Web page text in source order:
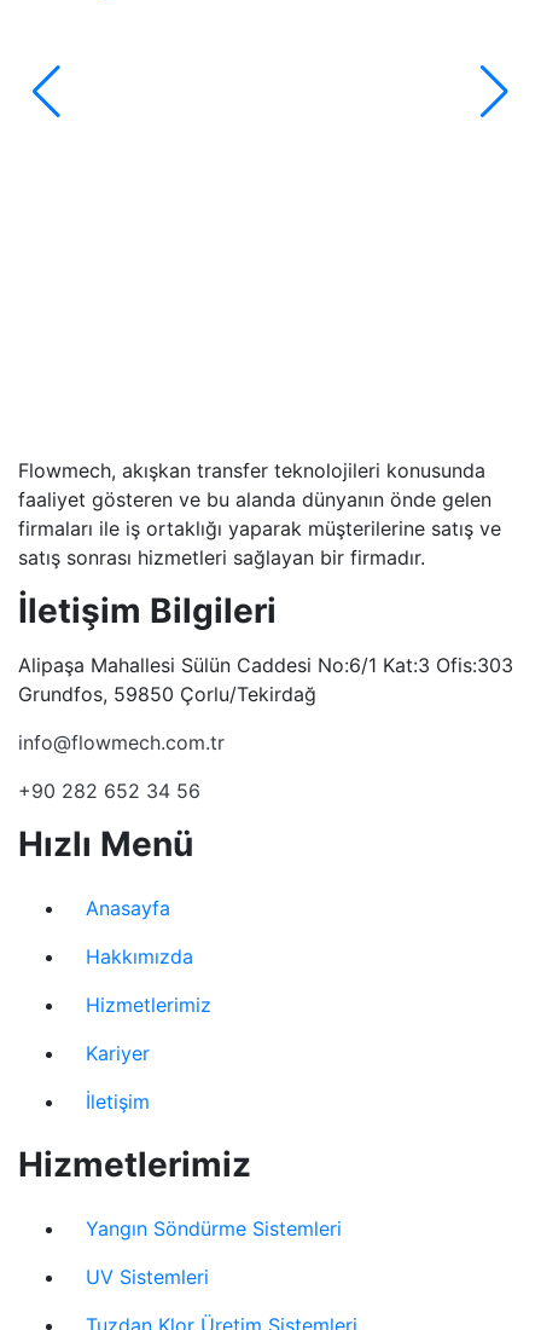
Flowmech, akışkan transfer teknolojileri konusunda
faaliyet gösteren ve bu alanda dünyanın önde gelen
firmaları ile iş ortaklığı yaparak müşterilerine satış ve
satış sonrası hizmetleri sağlayan bir firmadır.
Hızlı Menü
Anasayfa
Hakkımızda
Hizmetlerimiz
Kariyer
İletişim
Hizmetlerimiz
Yangın Söndürme Sistemleri
UV Sistemleri
Tuzdan Klor Üretim Sistemleri
İletişim Bilgileri
Alipaşa Mahallesi Sülün Caddesi No:6/1 Kat:3 Ofis:303
Grundfos, 59850 Çorlu/Tekirdağ
info@flowmech.com.tr
+90 282 652 34 56